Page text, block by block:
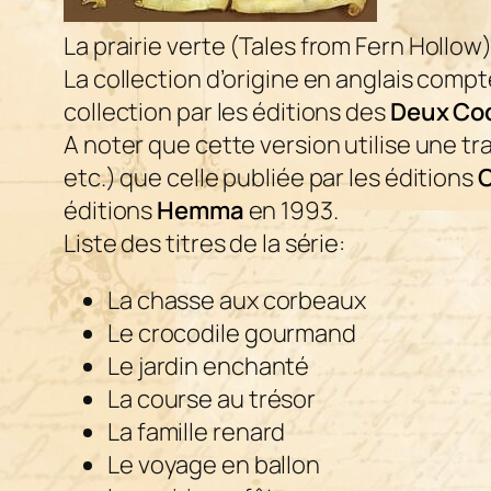
La prairie verte (Tales from Fern
La collection d’origine en anglais
collection par les éditions desDeux
A noter que cette version utilise une
etc.) que celle publiée par les éditions
éditionsHemma en 1993.
Liste des titres de la série:
La chasse aux corbeaux
Le crocodile gourmand
Le jardin enchanté
La course au trésor
La famille renard
Le voyage en ballon